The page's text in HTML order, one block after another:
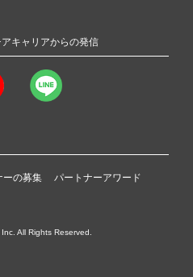
キャリアからの発信
ーの募集 パートナーアワード
All Rights Reserved.